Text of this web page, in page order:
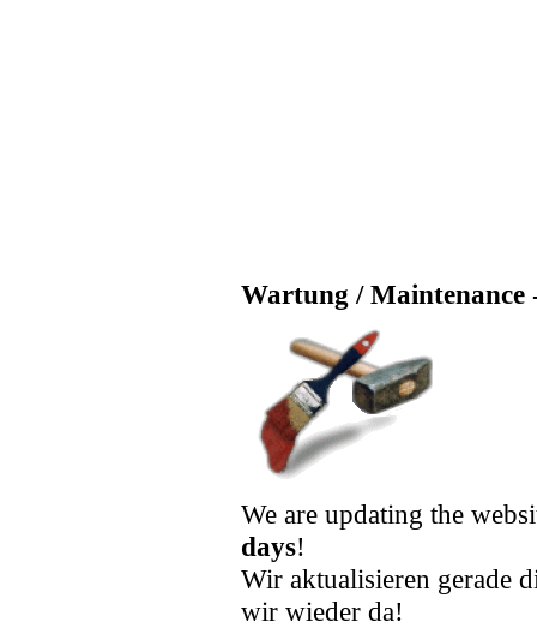
Wartung / Maintenance
We are updating the
days!
Wir aktualisieren gerade
wir wieder da!